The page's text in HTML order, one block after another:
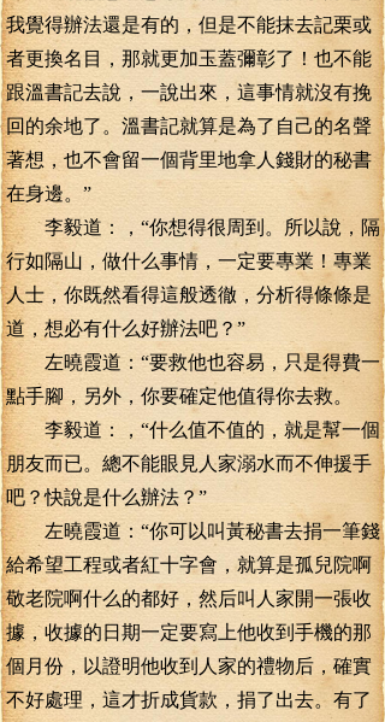
我覺得辦法還是有的，但是不能抹去記栗或
者更換名目，那就更加玉蓋彌彰了！也不能
跟溫書記去說，一說出來，這事情就沒有挽
回的余地了。溫書記就算是為了自己的名聲
著想，也不會留一個背里地拿人錢財的秘書
在身邊。”
李毅道：，“你想得很周到。所以說，隔
行如隔山，做什么事情，一定要專業！專業
人士，你既然看得這般透徹，分析得條條是
道，想必有什么好辦法吧？”
左曉霞道：“要救他也容易，只是得費一
點手腳，另外，你要確定他值得你去救。
李毅道：，“什么值不值的，就是幫一個
朋友而已。總不能眼見人家溺水而不伸援手
吧？快說是什么辦法？”
左曉霞道：“你可以叫黃秘書去捐一筆錢
給希望工程或者紅十字會，就算是孤兒院啊
敬老院啊什么的都好，然后叫人家開一張收
據，收據的日期一定要寫上他收到手機的那
個月份，以證明他收到人家的禮物后，確實
不好處理，這才折成貨款，捐了出去。有了